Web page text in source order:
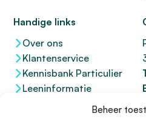
Beheer
Handige links
Over ons
Klantenservice
Kennisbank Particulier
Leeninformatie